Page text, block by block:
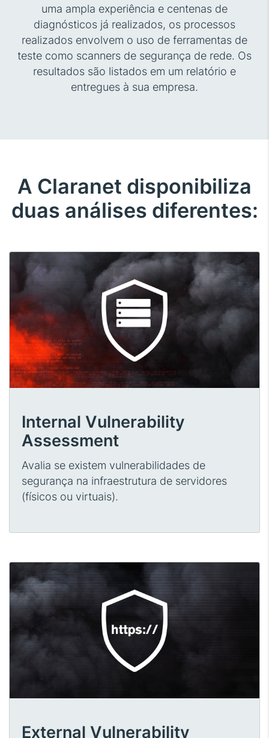
uma ampla experiência e centenas de
diagnósticos já realizados, os processos
realizados envolvem o uso de ferramentas de
teste como scanners de segurança de rede. Os
resultados são listados em um relatório e
entregues à sua empresa.
A Claranet disponibiliza
duas análises diferentes:
Internal Vulnerability
Assessment
Avalia se existem vulnerabilidades de
segurança na infraestrutura de servidores
(físicos ou virtuais).
External Vulnerability